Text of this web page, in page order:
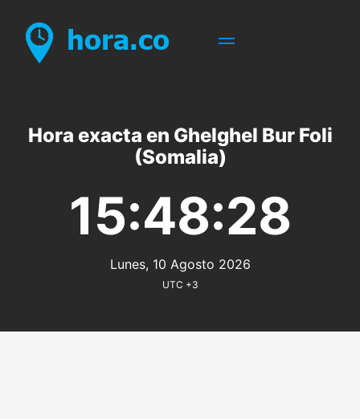
Hora exacta en Ghelghel Bur Foli
(Somalia)
15:48:28
Lunes, 10 Agosto 2026
UTC +3